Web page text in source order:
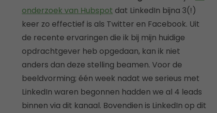
onderzoek van Hubspot dat LinkedIn bijna 3(!)
keer zo effectief is als Twitter en Facebook. Uit
de recente ervaringen die ik bij mijn huidige
opdrachtgever heb opgedaan, kan ik niet
anders dan deze stelling beamen. Voor de
beeldvorming; één week nadat we serieus met
LinkedIn waren begonnen hadden we al 4 leads
binnen via dit kanaal. Bovendien is LinkedIn op dit